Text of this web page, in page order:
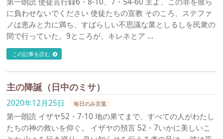
に負わせないでください 使徒たちの宣教 そのころ、ステファ
ノは恵みと力に満ち、すばらしい不思議な業としるしを民衆の
間で行っていた。9ところが、キレネとア …
この記事を読む
主の降誕（日中のミサ）
2020年12月25日 毎日のみ言葉
第一朗読 イザヤ52・7-10 地の果てまで、すべての人がわたし
たちの神の救いを仰ぐ。 イザヤの預言 52・7いかに美しいこ